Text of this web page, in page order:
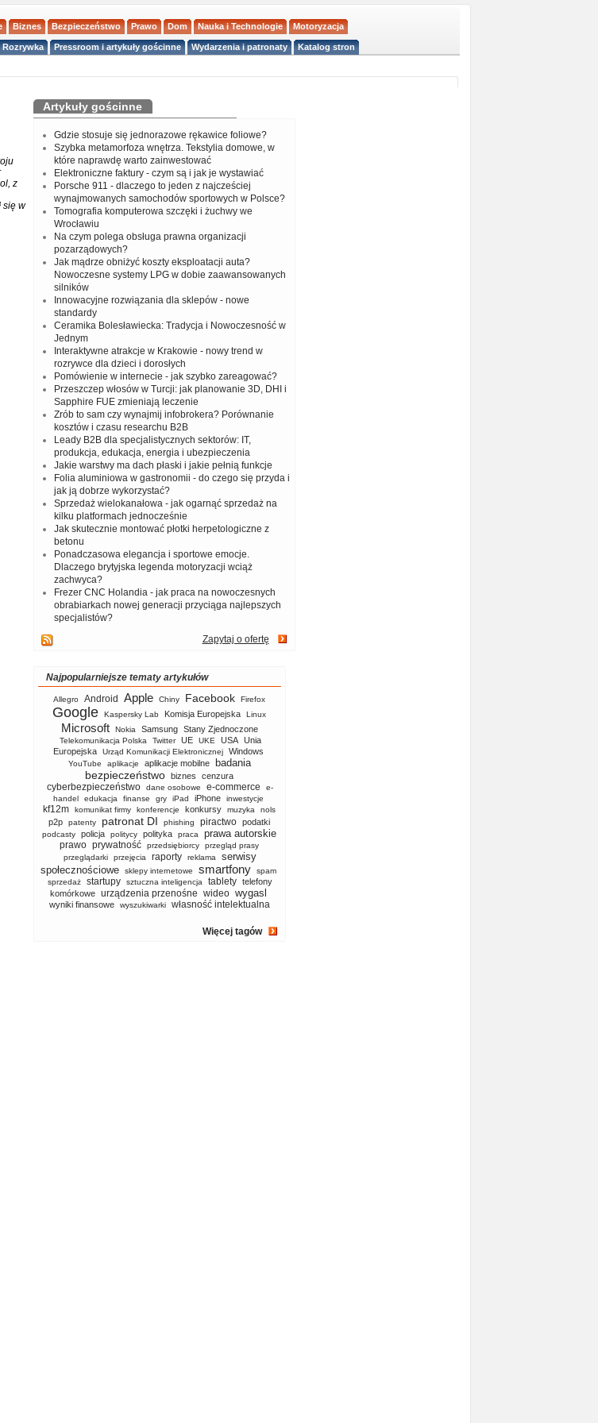
Biznes Bezpieczeństwo Prawo Dom Nauka i Technologie Motoryzacja
Rozrywka Pressroom i artykuły gościnne Wydarzenia i patronaty Katalog stron
z
się w
Artykuły gościnne
Gdzie stosuje się jednorazowe rękawice foliowe?
Szybka metamorfoza wnętrza. Tekstylia domowe, w
które naprawdę warto zainwestować
Elektroniczne faktury - czym są i jak je wystawiać
Porsche 911 - dlaczego to jeden z najcześciej
wynajmowanych samochodów sportowych w Polsce?
Tomografia komputerowa szczęki i żuchwy we
Wrocławiu
Na czym polega obsługa prawna organizacji
pozarządowych?
Jak mądrze obniżyć koszty eksploatacji auta?
Nowoczesne systemy LPG w dobie zaawansowanych
silników
Innowacyjne rozwiązania dla sklepów - nowe
standardy
Ceramika Bolesławiecka: Tradycja i Nowoczesność w
Jednym
Interaktywne atrakcje w Krakowie - nowy trend w
rozrywce dla dzieci i dorosłych
Pomówienie w internecie - jak szybko zareagować?
Przeszczep włosów w Turcji: jak planowanie 3D, DHI i
Sapphire FUE zmieniają leczenie
Zrób to sam czy wynajmij infobrokera? Porównanie
kosztów i czasu researchu B2B
Leady B2B dla specjalistycznych sektorów: IT,
produkcja, edukacja, energia i ubezpieczenia
Jakie warstwy ma dach płaski i jakie pełnią funkcje
Folia aluminiowa w gastronomii - do czego się przyda i
jak ją dobrze wykorzystać?
Sprzedaż wielokanałowa - jak ogarnąć sprzedaż na
kilku platformach jednocześnie
Jak skutecznie montować płotki herpetologiczne z
betonu
Ponadczasowa elegancja i sportowe emocje.
Dlaczego brytyjska legenda motoryzacji wciąż
zachwyca?
Frezer CNC Holandia - jak praca na nowoczesnych
obrabiarkach nowej generacji przyciąga najlepszych
specjalistów?
Zapytaj o ofertę
Najpopularniejsze tematy artykułów
Allegro Android Apple Chiny Facebook Firefox
Google Kaspersky Lab Komisja Europejska Linux
Microsoft Nokia Samsung Stany Zjednoczone
Telekomunikacja Polska Twitter UE UKE USA
Unia
Europejska
Urząd Komunikacji Elektronicznej Windows
YouTube aplikacje aplikacje mobilne badania
bezpieczeństwo biznes cenzura
cyberbezpieczeństwo dane osobowe e-commerce
e-
handel
edukacja finanse gry iPad iPhone inwestycje
kf12m komunikat firmy konferencje konkursy muzyka nols
p2p patenty patronat DI phishing piractwo podatki
podcasty policja politycy polityka praca prawa autorskie
prawo prywatność przedsiębiorcy
przegląd prasy
przeglądarki
przejęcia raporty reklama
serwisy
społecznościowe
sklepy internetowe smartfony
spam
sprzedaż
startupy sztuczna inteligencja tablety telefony
komórkowe urządzenia przenośne wideo wygasl
wyniki finansowe wyszukiwarki własność intelektualna
Więcej tagów